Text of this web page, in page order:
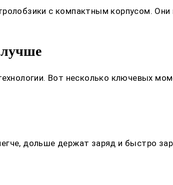
с компактным корпусом.
Вот несколько ключевых
дольше держат заряд и быстро